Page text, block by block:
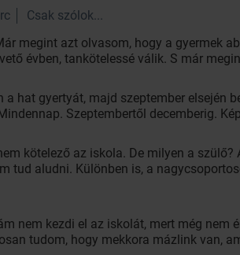
Csak szólok...
megint azt olvasom, hogy a gyermek
évben, tankötelessé válik. S már
hat gyertyát, majd szeptember elsején
Szeptembertől decemberig.
kötelező az iskola. De milyen a
tud aludni. Különben is, a
nem kezdi el az iskolát, mert még nem
tudom, hogy mekkora mázlink van,